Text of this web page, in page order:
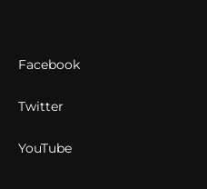
Facebook
Twitter
YouTube